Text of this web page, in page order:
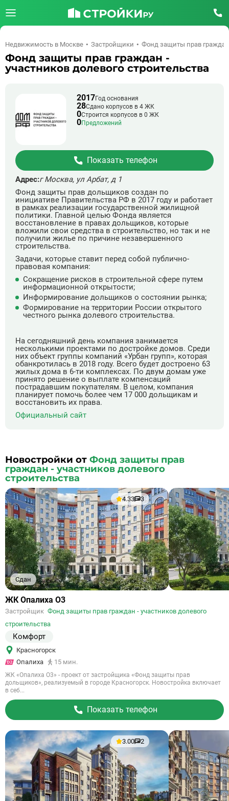
Недвижимость в Москве Застройщики Фонд защиты прав граждан
Фонд защиты прав граждан -
участников долевого строительства
2017Год основания
28Сдано корпусов в 4 ЖК
0Строится корпусов в 0 ЖК
0Предложений
Показать телефон
Адрес:г Москва, ул Арбат, д 1
Фонд защиты прав дольщиков создан по
инициативе Правительства РФ в 2017 году и работает
в рамках реализации государственной жилищной
политики. Главной целью Фонда является
восстановление в правах дольщиков, которые
вложили свои средства в строительство, но так и не
получили жилье по причине незавершенного
строительства.
Задачи, которые ставит перед собой публично-
правовая компания:
Сокращение рисков в строительной сфере путем
информационной открытости;
Информирование дольщиков о состоянии рынка;
Формирование на территории России открытого
честного рынка долевого строительства.
На сегодняшний день компания занимается
несколькими проектами по достройке домов. Среди
них объект группы компаний «Урбан групп», которая
обанкротилась в 2018 году. Всего будет достроено 63
жилых дома в 6-ти комплексах. По двум домам уже
принято решение о выплате компенсаций
пострадавшим покупателям. В целом, компания
планирует помочь более чем 17 000 дольщикам и
восстановить их права.
Официальный сайт
Новостройки от Фонд защиты прав
граждан - участников долевого
строительства
Сдан
4.33 3
Ссылка
объект
ЖК Опалиха О3
Застройщик Фонд защиты прав граждан - участников долевого
строительства
Комфорт
Красногорск
Опалиха
15 мин.
ЖК «Опалиха О3» - проект от застройщика «Фонд защиты прав
дольщиков», реализуемый в городе Красногорск. Новостройка включает
в себ...
Показать телефон
3.00 2